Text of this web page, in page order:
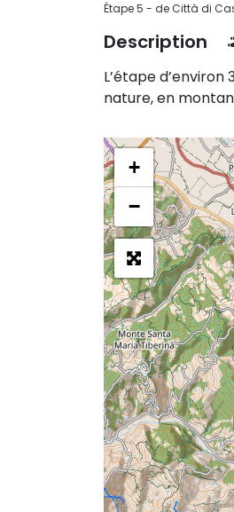
Étape 5 - de Città di
Description
L’étape
nature, en
+
−